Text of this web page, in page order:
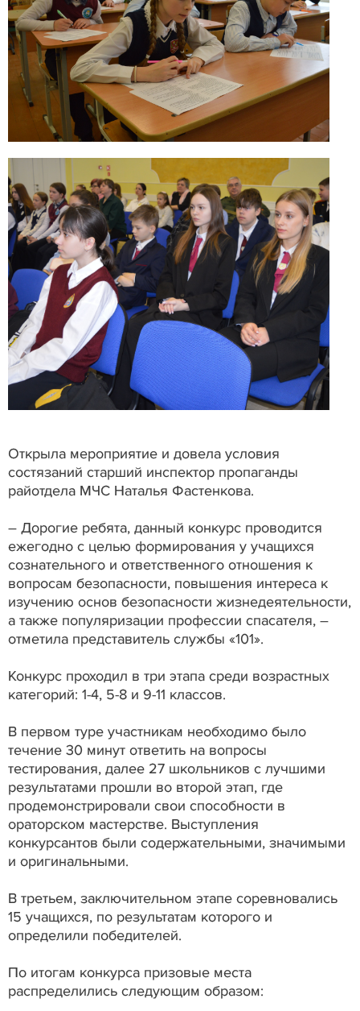
Открыла мероприятие и довела условия
состязаний старший инспектор пропаганды
райотдела МЧС Наталья Фастенкова.
– Дорогие ребята, данный конкурс проводится
ежегодно с целью формирования у учащихся
сознательного и ответственного отношения к
вопросам безопасности, повышения интереса к
изучению основ безопасности жизнедеятельности,
а также популяризации профессии спасателя, –
отметила представитель службы «101».
Конкурс проходил в три этапа среди возрастных
категорий: 1-4, 5-8 и 9-11 классов.
В первом туре участникам необходимо было
течение 30 минут ответить на вопросы
тестирования, далее 27 школьников с лучшими
результатами прошли во второй этап, где
продемонстрировали свои способности в
ораторском мастерстве. Выступления
конкурсантов были содержательными, значимыми
и оригинальными.
В третьем, заключительном этапе соревновались
15 учащихся, по результатам которого и
определили победителей.
По итогам конкурса призовые места
распределились следующим образом: